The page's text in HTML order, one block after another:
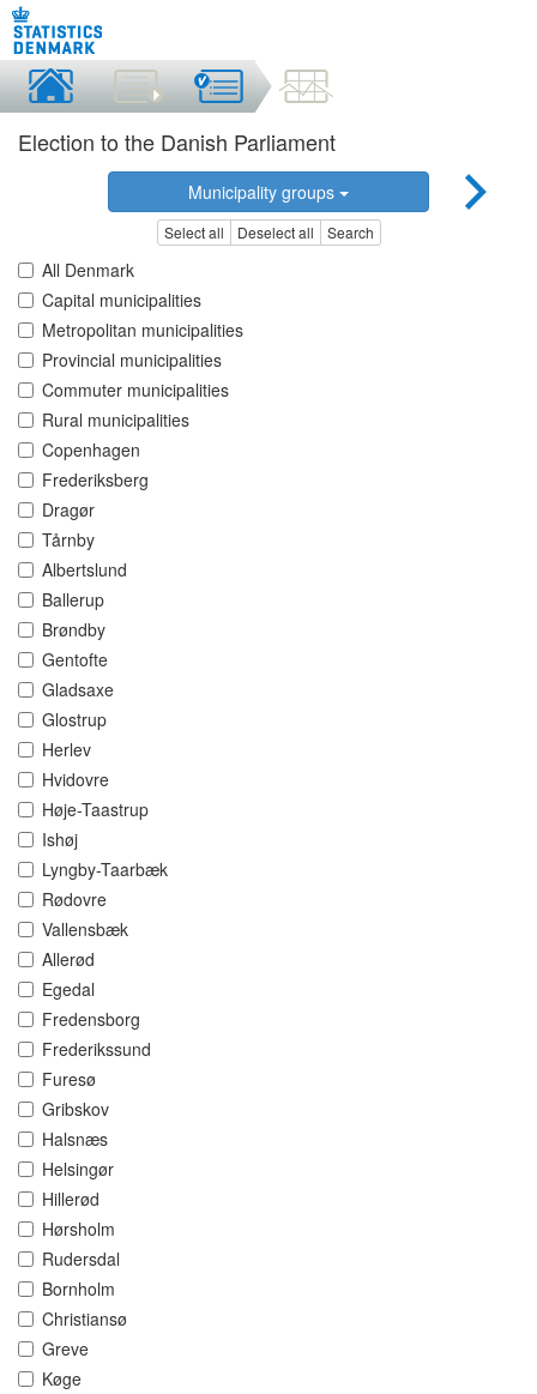
Election to the Danish Parliament
Municipality groups
Select all Deselect all Search
All Denmark
Capital municipalities
Metropolitan municipalities
Provincial municipalities
Commuter municipalities
Rural municipalities
Copenhagen
Frederiksberg
Dragør
Tårnby
Albertslund
Ballerup
Brøndby
Gentofte
Gladsaxe
Glostrup
Herlev
Hvidovre
Høje-Taastrup
Ishøj
Lyngby-Taarbæk
Rødovre
Vallensbæk
Allerød
Egedal
Fredensborg
Frederikssund
Furesø
Gribskov
Halsnæs
Helsingør
Hillerød
Hørsholm
Rudersdal
Bornholm
Christiansø
Greve
Køge